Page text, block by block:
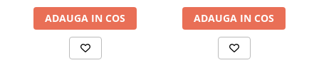
ADAUGA IN COS ADAUGA IN COS